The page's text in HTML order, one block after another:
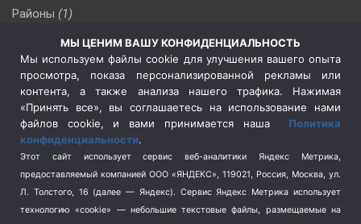
Районы (1)
(510)
Сельское хозяйство (3)
Социальная политика
(3)
Спецоперация в Украине
Спецоперация на Украине
(404)
Спорт (740)
Терроризм (1)
Транспорт (262)
МЫ ЦЕНИМ ВАШУ КОНФИДЕНЦИАЛЬНОСТЬ
Мы используем файлы cookie для улучшения вашего опыта
просмотра, показа персонализированной рекламы или
контента, а также анализа нашего трафика. Нажимая
«Принять все», вы соглашаетесь на использование нами
файлов cookie, и вами принимается наша Политика
конфиденциальности.
Этот сайт использует сервис веб-аналитики Яндекс Метрика,
предоставляемый компанией ООО «ЯНДЕКС», 119021, Россия, Москва, ул.
Л. Толстого, 16 (далее — Яндекс). Сервис Яндекс Метрика использует
технологию «cookie» — небольшие текстовые файлы, размещаемые на